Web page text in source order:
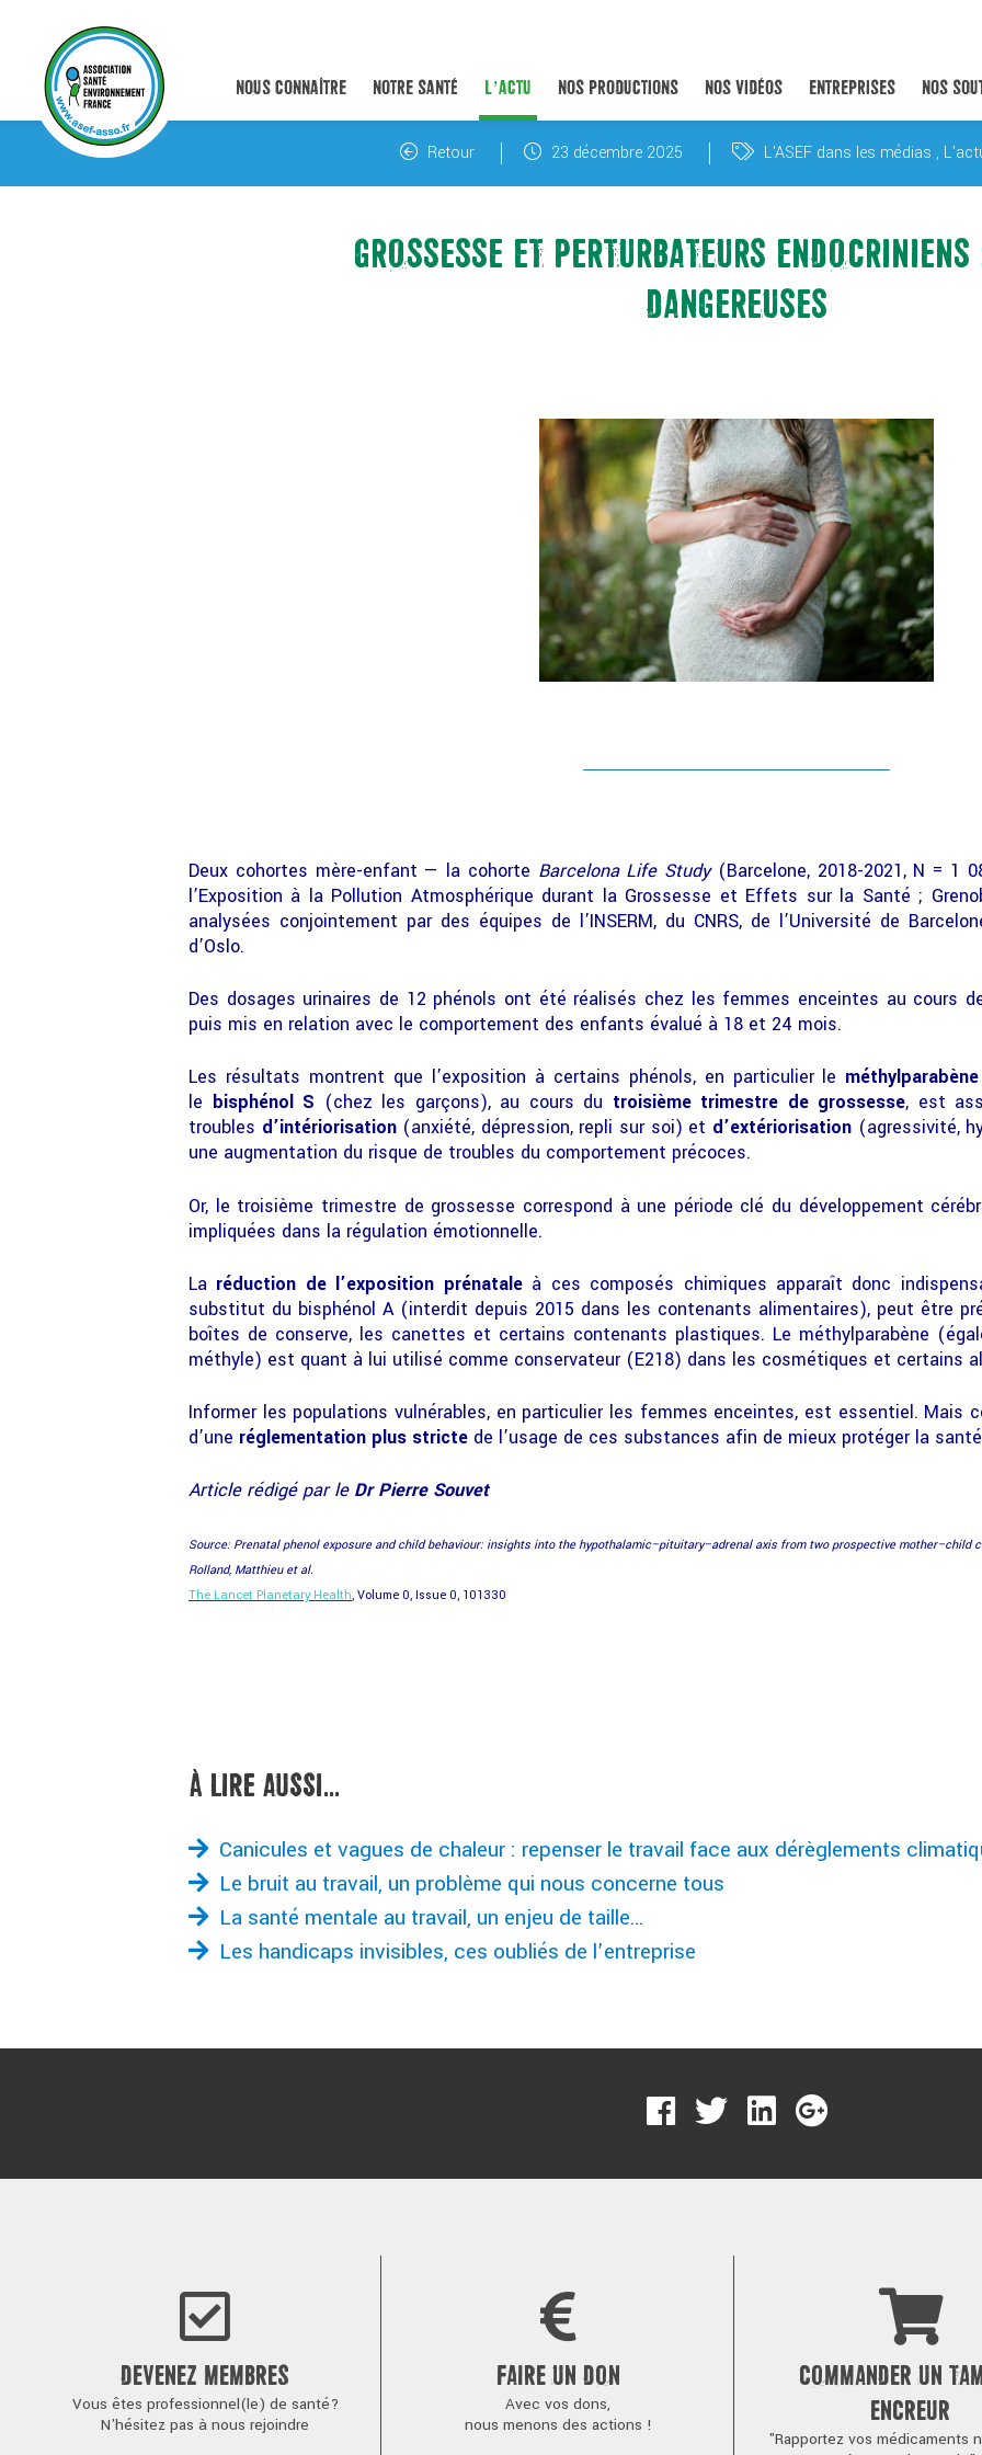
NOUS CONNAÎTRE NOTRE SANTÉ L’ACTU NOS PRODUCTIONS NOS VIDÉOS ENTREPRISES NOS
Retour 23 décembre 2025 L'ASEF dans les médias
GROSSESSE ET PERTURBATEURS
DANGEREUSES
Deux cohortes mère-enfant — la cohorte Barcelona Life Study(Barcelone, 2018-2021, N = 1
l’Exposition à la Pollution Atmosphérique durant la Grossesse et Effets sur la Santé ;
analysées conjointement par des équipes de l’INSERM, du CNRS, de l’Université de
d’Oslo.
Des dosages urinaires de 12 phénols ont été réalisés chez les femmes enceintes au cours
puis mis en relation avec le comportement des enfants évalué à 18 et 24 mois.
Les résultats montrent que l’exposition à certains phénols, en particulier le méthylparabène
le bisphénol S (chez les garçons), au cours du troisième trimestre de grossesse, est
troubles d’intériorisation(anxiété, dépression, repli sur soi) et d’extériorisation(agressivité,
une augmentation du risque de troubles du comportement précoces.
Or, le troisième trimestre de grossesse correspond à une période clé du développement
impliquées dans la régulation émotionnelle.
La réduction de l’exposition prénataleà ces composés chimiques apparaît donc
substitut du bisphénol A (interdit depuis 2015 dans les contenants alimentaires), peut être
boîtes de conserve, les canettes et certains contenants plastiques. Le méthylparabène
méthyle) est quant à lui utilisé comme conservateur (E218) dans les cosmétiques et certains
Informer les populations vulnérables, en particulier les femmes enceintes, est essentiel. Mais
d’une réglementation plus stricte de l’usage de ces substances afin de mieux protéger la
Article rédigé par le Dr Pierre Souvet
Source: Prenatal phenol exposure and child behaviour: insights into the hypothalamic–pituitary–adrenal axis from two prospective mother–child
Rolland, Matthieu et al.
The Lancet Planetary Health, Volume 0, Issue 0, 101330
À LIRE AUSSI...
Canicules et vagues de chaleur : repenser le travail face aux dérèglements
Le bruit au travail, un problème qui nous concerne tous
La santé mentale au travail, un enjeu de taille…
Les handicaps invisibles, ces oubliés de l’entreprise
DEVENEZ MEMBRES
Vous êtes professionnel(le) de santé?
N'hésitez pas à nous rejoindre
FAIRE UN DON
Avec vos dons,
nous menons des actions !
COMMANDER UN
ENCREUR
"Rapportez vos médicaments